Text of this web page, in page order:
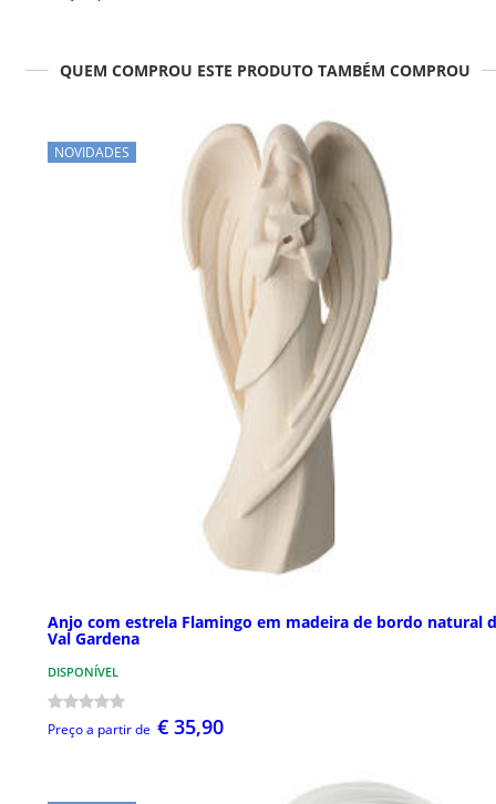
QUEM COMPROU ESTE PRODUTO TAMBÉM COMPROU
NOVIDADES
Anjo com estrela Flamingo em madeira de bordo natural
Val Gardena
DISPONÍVEL
Preço a partir de € 35,90